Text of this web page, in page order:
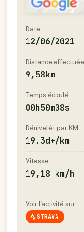
Date :
12/06/2021
Distance effectuée
9,58km
Temps écoulé
00h50m08s
Dénivelé+ par KM :
19.3d+/km
Vitesse :
19,18 km/h
Voir l'activité sur :
STRAVA